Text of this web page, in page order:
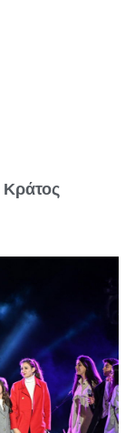
Κράτος